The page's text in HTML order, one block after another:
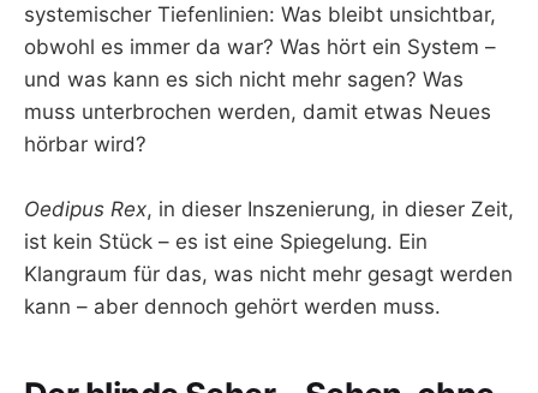
systemischer Tiefenlinien: Was bleibt unsichtbar,
obwohl es immer da war? Was hört ein System –
und was kann es sich nicht mehr sagen? Was
muss unterbrochen werden, damit etwas Neues
hörbar wird?
Oedipus Rex, in dieser Inszenierung, in dieser Zeit,
ist kein Stück – es ist eine Spiegelung. Ein
Klangraum für das, was nicht mehr gesagt werden
kann – aber dennoch gehört werden muss.